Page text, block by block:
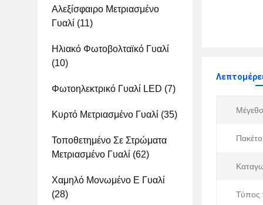
Αλεξίσφαιρο Μετριασμένο
Γυαλί (11)
Ηλιακό Φωτοβολταϊκό Γυαλί
(10)
Φωτοηλεκτρικό Γυαλί LED (7)
Κυρτό Μετριασμένο Γυαλί (35)
Τοποθετημένο Σε Στρώματα
Μετριασμένο Γυαλί (62)
Χαμηλό Μονωμένο Ε Γυαλί
(28)
Τύπος